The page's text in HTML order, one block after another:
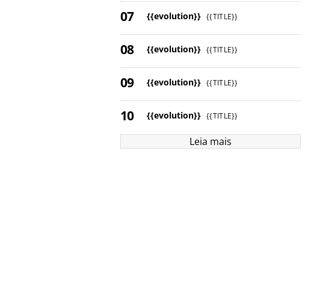
{{evolution}} {{TITLE}}
{{evolution}} {{TITLE}}
{{evolution}} {{TITLE}}
{{evolution}} {{TITLE}}
Leia mais